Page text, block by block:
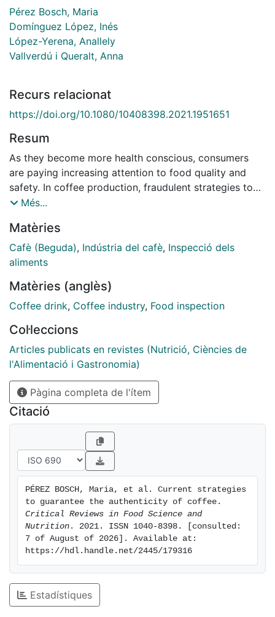
Pérez Bosch, Maria
Domínguez López, Inés
López-Yerena, Anallely
Vallverdú i Queralt, Anna
Recurs relacionat
https://doi.org/10.1080/10408398.2021.1951651
Resum
As they become more health conscious, consumers
are paying increasing attention to food quality and
safety. In coffee production, fraudulent strategies to
reduce costs and maximize profits include mixing
the addition of other substances and/or foods, and
mislabeling. Therefore, testing for coffee authenticity
and detecting adulterants is required for value
provide an overview of the chromatography,
spectroscopy, and single-nucleotide polymorphism-
coffee species Arabica and Robusta. This review also
describes the techniques applied to trace the
geographical origin of coffee, based mainly on the
chemical composition of the beans, an approach that
can discriminate between coffee-growing regions on a
continental or more local level. Finally, the analytical
techniques used to detect coffee adulteration with
other foods and/or coffee by-products are discussed,
with a look at the practice of adding
pharmacologically active compounds to coffee, and
their harmful effects on health.
Més...
Matèries
Cafè (Beguda), Indústria del cafè, Inspecció dels
aliments
Matèries (anglès)
Coffee drink, Coffee industry, Food inspection
Col·leccions
Articles publicats en revistes (Nutrició, Ciències de
l'Alimentació i Gastronomia)
Pàgina completa de l'ítem
Citació
PÉREZ BOSCH, Maria, et al. Current strategies
Critical Reviews in Food Science and
Nutrition . 2021. ISSN 1040-8398. [consulted:
7 of August of 2026]. Available at:
https://hdl.handle.net/2445/179316
Estadístiques